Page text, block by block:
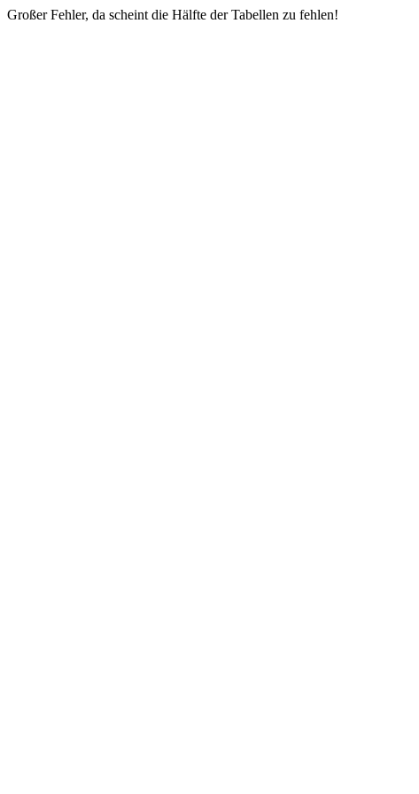
Großer Fehler, da scheint die Hälfte der Tabellen zu fehlen!